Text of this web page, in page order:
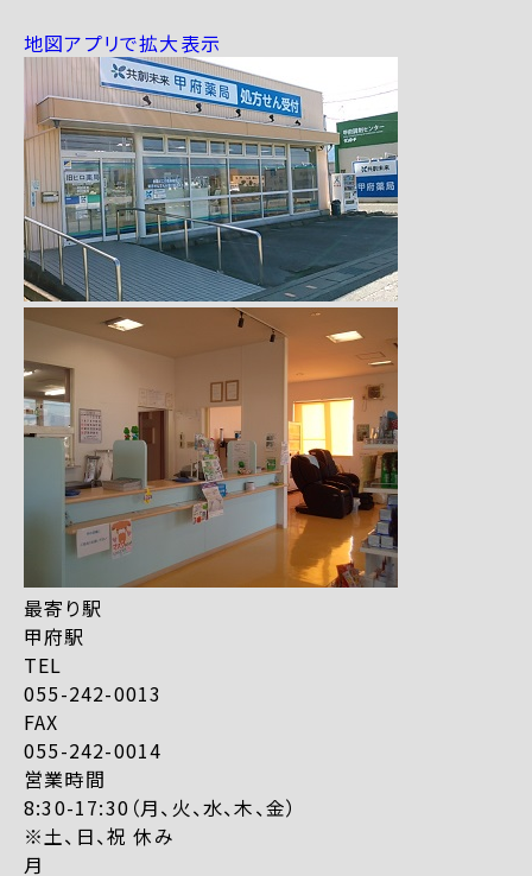
地図アプリで拡大表示
最寄り駅
甲府駅
TEL
055-242-0013
FAX
055-242-0014
営業時間
8:30-17:30（月、火、水、木、金）
※土、日、祝 休み
月